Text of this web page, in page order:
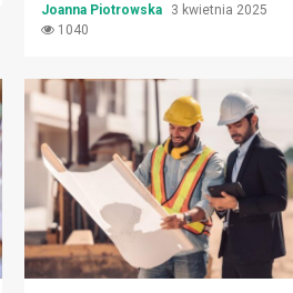
Joanna Piotrowska
3 kwietnia 2025
1040